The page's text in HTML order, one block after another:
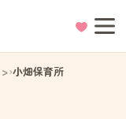
小畑保育所